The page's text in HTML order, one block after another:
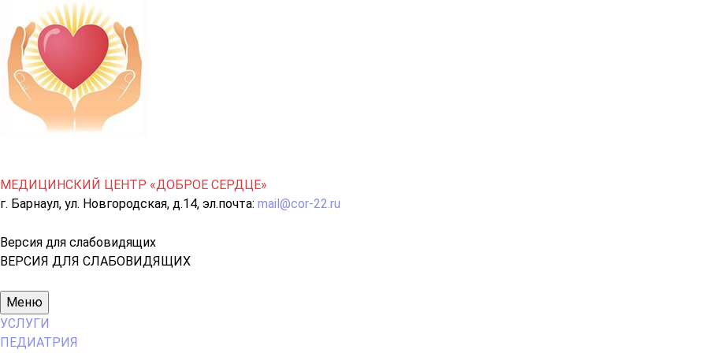
МЕДИЦИНСКИЙ ЦЕНТР «ДОБРОЕ СЕРДЦЕ»
г. Барнаул, ул. Новгородская, д.14, эл.почта: mail@cor-22.ru
Версия для слабовидящих
ВЕРСИЯ ДЛЯ СЛАБОВИДЯЩИХ
Основное
меню
Меню
УСЛУГИ
ПЕДИАТРИЯ